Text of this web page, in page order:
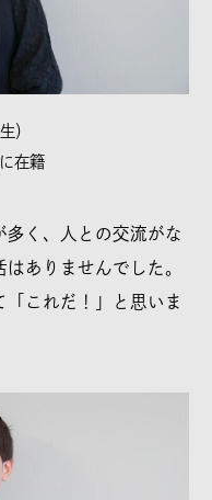
）
在籍
く、人との交流がな
ありませんでした。
これだ！」と思いま